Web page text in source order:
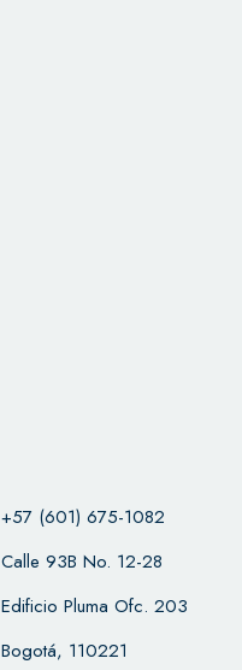
+57 (601) 675-1082
Calle 93B No. 12-28
Edificio Pluma Ofc. 203
Bogotá, 110221